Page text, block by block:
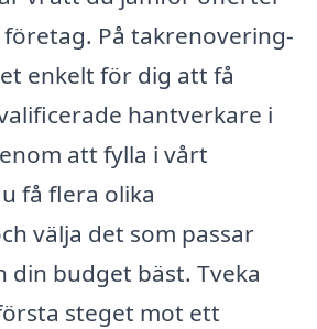
På takrenovering-
enkelt för dig att få
hantverkare i
att fylla i vårt
få flera olika
välja det som passar
din budget bäst. Tveka
steget mot ett